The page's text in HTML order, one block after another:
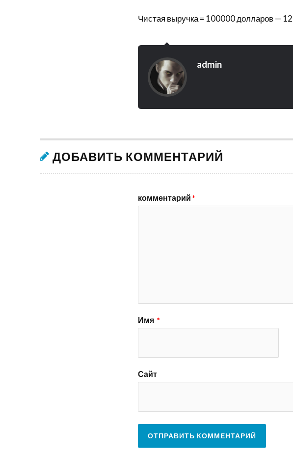
Чистая выручка = 100000 долларов —
admin
ДОБАВИТЬ КОММЕНТАРИЙ
комментарий *
Имя *
Сайт